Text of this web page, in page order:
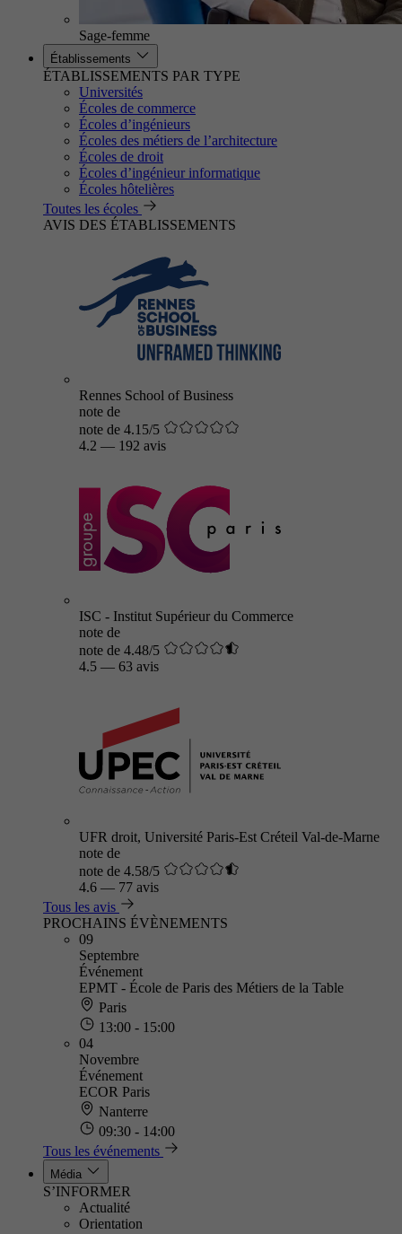
Sage-femme
Établissements
ÉTABLISSEMENTS PAR TYPE
Universités
Écoles de commerce
Écoles d’ingénieurs
Écoles des métiers de l’architecture
Écoles de droit
Écoles d’ingénieur informatique
Écoles hôtelières
Toutes les écoles
AVIS DES ÉTABLISSEMENTS
Rennes School of Business
note de
note de 4.15/5
4.2 — 192 avis
ISC - Institut Supérieur du Commerce
note de
note de 4.48/5
4.5 — 63 avis
UFR droit, Université Paris-Est Créteil Val-de-Marne
note de
note de 4.58/5
4.6 — 77 avis
Tous les avis
PROCHAINS ÉVÈNEMENTS
09
Septembre
Événement
EPMT - École de Paris des Métiers de la Table
Paris
13:00 - 15:00
04
Novembre
Événement
ECOR Paris
Nanterre
09:30 - 14:00
Tous les événements
Média
S’INFORMER
Actualité
Orientation